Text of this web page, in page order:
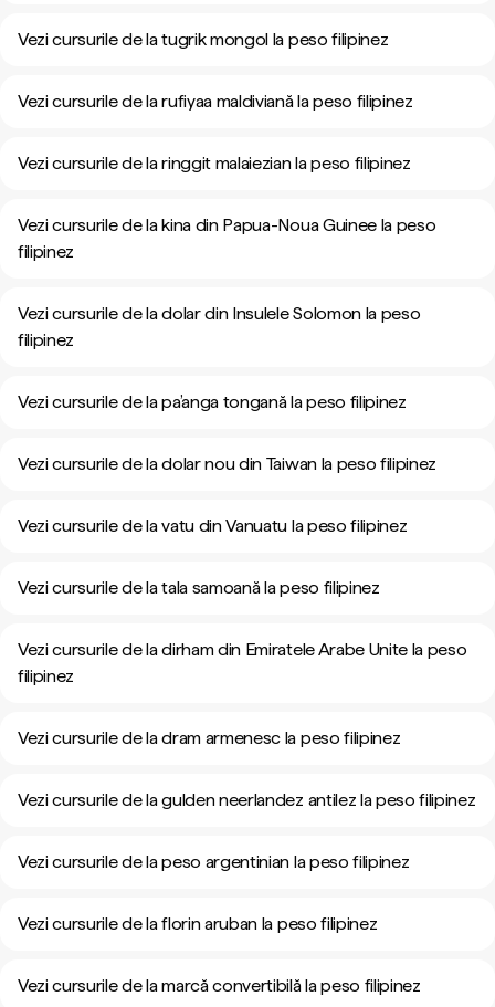
Vezi cursurile de la tugrik mongol la peso filipinez
Vezi cursurile de la rufiyaa maldiviană la peso filipinez
Vezi cursurile de la ringgit malaiezian la peso filipinez
Vezi cursurile de la kina din Papua-Noua Guinee la peso
filipinez
Vezi cursurile de la dolar din Insulele Solomon la peso
filipinez
Vezi cursurile de la pa’anga tongană la peso filipinez
Vezi cursurile de la dolar nou din Taiwan la peso filipinez
Vezi cursurile de la vatu din Vanuatu la peso filipinez
Vezi cursurile de la tala samoană la peso filipinez
Vezi cursurile de la dirham din Emiratele Arabe Unite la peso
filipinez
Vezi cursurile de la dram armenesc la peso filipinez
Vezi cursurile de la gulden neerlandez antilez la peso filipinez
Vezi cursurile de la peso argentinian la peso filipinez
Vezi cursurile de la florin aruban la peso filipinez
Vezi cursurile de la marcă convertibilă la peso filipinez